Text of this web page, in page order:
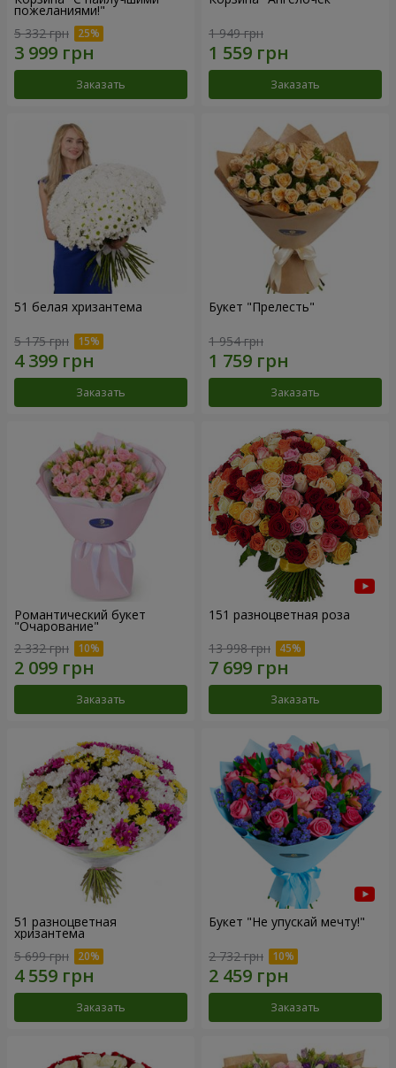
пожеланиями!"
5 332 грн
Заказать
1 949 грн
Заказать
51 белая хризантема
5 175 грн
Заказать
Букет "Прелесть"
1 954 грн
Заказать
Романтический букет
"Очарование"
2 332 грн
Заказать
151 разноцветная роза
13 998 грн
Заказать
51 разноцветная
хризантема
5 699 грн
Заказать
Букет "Не упускай мечту!"
2 732 грн
Заказать